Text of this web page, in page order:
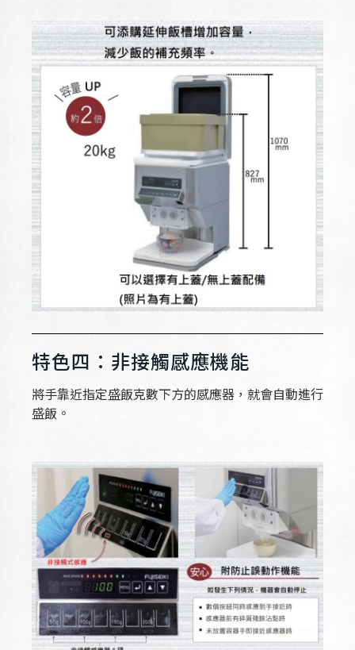
特色四：非接觸感應機能
將手靠近指定盛飯克數下方的感應器，就會自動進行
盛飯。